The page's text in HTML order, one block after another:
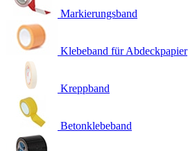
Markierungsband
Klebeband für Abdeckpapier
Kreppband
Betonklebeband